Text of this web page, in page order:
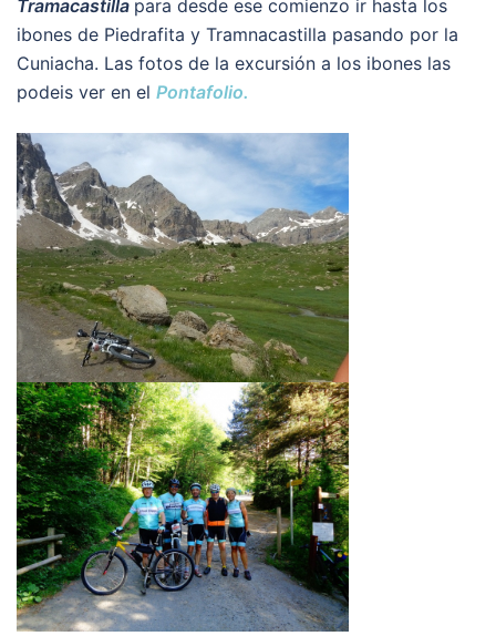
Tramacastilla para desde ese comienzo ir hasta los
ibones de Piedrafita y Tramnacastilla pasando por la
Cuniacha. Las fotos de la excursión a los ibones las
podeis ver en el Pontafolio.